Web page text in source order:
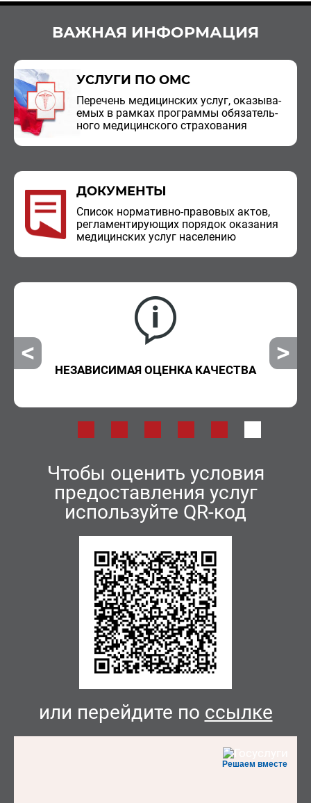
ВАЖНАЯ ИНФОРМАЦИЯ
УСЛУГИ ПО ОМС
Пе­ре­чень ме­ди­цин­ских услуг, ока­зы­ва­
е­мых в рам­ках про­грам­мы обя­за­тель­
но­го ме­ди­цин­ско­го стра­хо­ва­ния
ДОКУМЕНТЫ
Спи­сок нор­ма­тив­но-пра­во­вых актов,
ре­гла­мен­ти­ру­ю­щих по­ря­док ока­за­ния
ме­ди­цин­ских услуг на­се­ле­нию
НЕЗАВИСИМАЯ ОЦЕНКА КАЧЕСТВА
Чтобы оценить условия
предоставления услуг
используйте QR-код
или перейдите по ссылке
Решаем вместе